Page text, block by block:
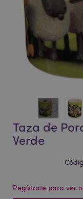
Taza de
Verde
Regístrate para ver